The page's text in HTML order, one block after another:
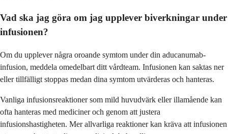
Vad ska jag göra om jag upplever biverkningar under
infusionen?
Om du upplever några oroande symtom under din aducanumab-
infusion, meddela omedelbart ditt vårdteam. Infusionen kan saktas ner
eller tillfälligt stoppas medan dina symtom utvärderas och hanteras.
Vanliga infusionsreaktioner som mild huvudvärk eller illamående kan
ofta hanteras med mediciner och genom att justera
infusionshastigheten. Mer allvarliga reaktioner kan kräva att infusionen